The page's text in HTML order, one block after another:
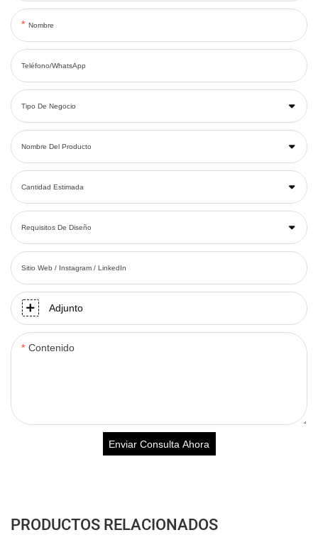
Nombre
Teléfono/WhatsApp
Tipo De Negocio
Nombre Del Producto
Cantidad Estimada
Requisitos De Diseño
Sitio Web / Instagram / LinkedIn
Adjunto
Contenido
Enviar Consulta Ahora
PRODUCTOS RELACIONADOS